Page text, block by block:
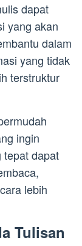
dapat
yang akan
dalam
yang tidak
terstruktur
ingin
tepat dapat
lebih
Tulisan